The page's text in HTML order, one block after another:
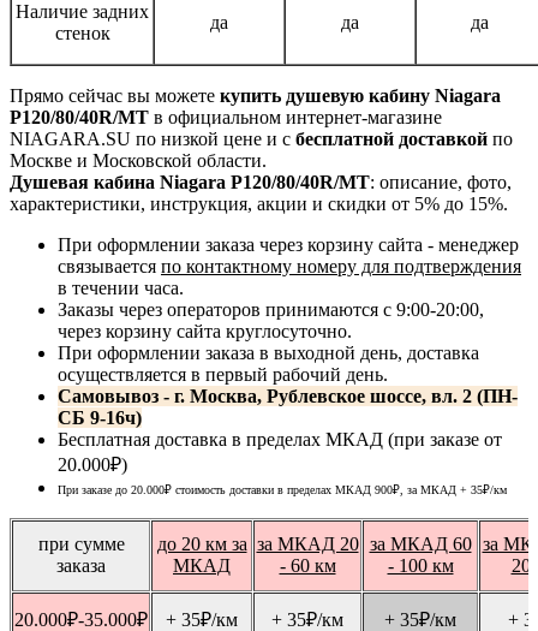
Наличие задних
стенок
да да да
Прямо сейчас вы можете купить душевую кабину Niagara
P120/80/40R/MT в официальном интернет-магазине
NIAGARA.SU по низкой цене и с бесплатной доставкой по
Москве и Московской области.
Душевая кабина Niagara P120/80/40R/MT: описание, фото,
характеристики, инструкция, акции и скидки от 5% до 15%.
При оформлении заказа через корзину сайта - менеджер
связывается по контактному номеру для подтверждения
в течении часа.
Заказы через операторов принимаются с 9:00-20:00,
через корзину сайта круглосуточно.
При оформлении заказа в выходной день, доставка
осуществляется в первый рабочий день.
Самовывоз - г. Москва, Рублевское шоссе, вл. 2 (ПН-
СБ 9-16ч)
Бесплатная доставка в пределах МКАД (при заказе от
20.000₽)
При заказе до 20.000₽ стоимость доставки в пределах МКАД 900₽, за МКАД + 35₽/км
при сумме
заказа
до 20 км за
МКАД
за МКАД 20
- 60 км
за МКАД 60
- 100 км
за
20.000₽-35.000₽ + 35₽/км + 35₽/км + 35₽/км +